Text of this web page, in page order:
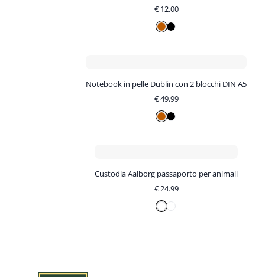
€ 12.00
Notebook in pelle Dublin con 2 blocchi DIN A5
€49.99
Custodia Aalborg passaporto per animali
€24.99